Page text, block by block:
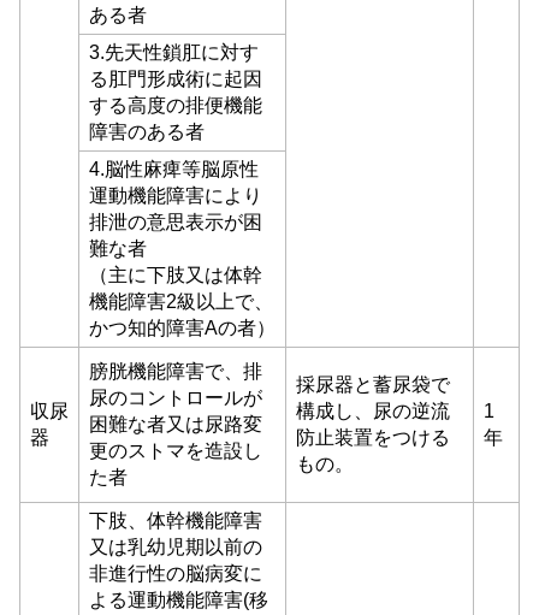
ある者
3.先天性鎖肛に対す
る肛門形成術に起因
する高度の排便機能
障害のある者
4.脳性麻痺等脳原性
運動機能障害により
排泄の意思表示が困
難な者
（主に下肢又は体幹
機能障害2級以上で、
かつ知的障害Aの者）
収尿
器
膀胱機能障害で、排
尿のコントロールが
困難な者又は尿路変
更のストマを造設し
た者
採尿器と蓄尿袋で
構成し、尿の逆流
防止装置をつける
もの。
1
年
下肢、体幹機能障害
又は乳幼児期以前の
非進行性の脳病変に
よる運動機能障害(移